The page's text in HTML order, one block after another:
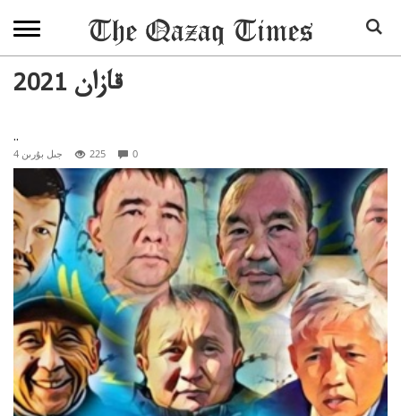
2021 قازان
..
4 جىل بۇرىن 225 0